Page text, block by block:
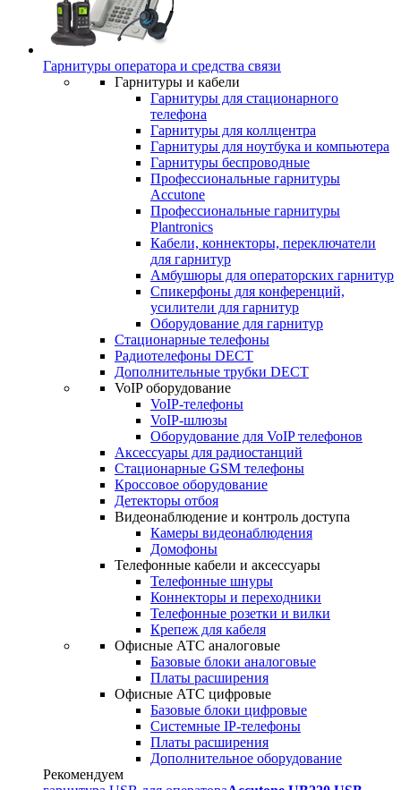
Гарнитуры оператора и средства связи
Гарнитуры и кабели
Гарнитуры для стационарного
телефона
Гарнитуры для коллцентра
Гарнитуры для ноутбука и компьютера
Гарнитуры беспроводные
Профессиональные гарнитуры
Accutone
Профессиональные гарнитуры
Plantronics
Кабели, коннекторы, переключатели
для гарнитур
Амбушюры для операторских гарнитур
Cпикерфоны для конференций,
усилители для гарнитур
Оборудование для гарнитур
Стационарные телефоны
Радиотелефоны DECT
Дополнительные трубки DECT
VoIP оборудование
VoIP-телефоны
VoIP-шлюзы
Оборудование для VoIP телефонов
Аксессуары для радиостанций
Стационарные GSM телефоны
Кроссовое оборудование
Детекторы отбоя
Видеонаблюдение и контроль доступа
Камеры видеонаблюдения
Домофоны
Телефонные кабели и аксессуары
Телефонные шнуры
Коннекторы и переходники
Телефонные розетки и вилки
Крепеж для кабеля
Офисные АТС аналоговые
Базовые блоки аналоговые
Платы расширения
Офисные АТС цифровые
Базовые блоки цифровые
Системные IP-телефоны
Платы расширения
Дополнительное оборудование
Рекомендуем